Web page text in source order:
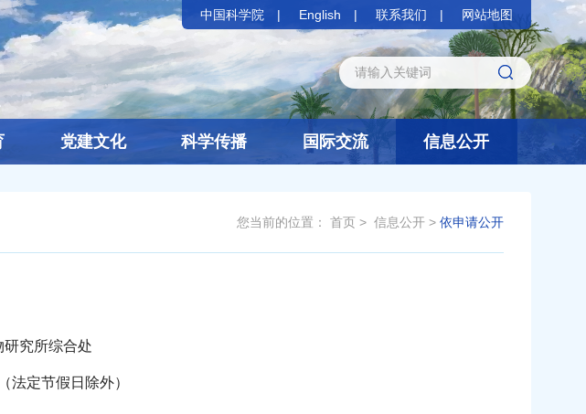
中国科学院 English 联系我们 网站地图
党建文化 科学传播 国际交流 信息公开
您当前的位置： 首页 > 信息公开 > 依申请公开
究所综合处
法定节假日除外）